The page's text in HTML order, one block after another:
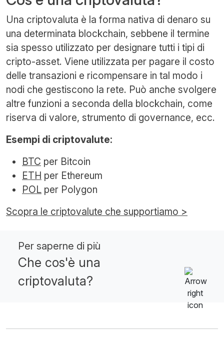
Una criptovaluta è la forma nativa di denaro su
una determinata blockchain, sebbene il termine
sia spesso utilizzato per designare tutti i tipi di
cripto-asset. Viene utilizzata per pagare il costo
delle transazioni e ricompensare in tal modo i
nodi che gestiscono la rete. Può anche svolgere
altre funzioni a seconda della blockchain, come
riserva di valore, strumento di governance, ecc.
Esempi di criptovalute:
BTC per Bitcoin
ETH per Ethereum
POL per Polygon
Scopra le criptovalute che supportiamo >
Per saperne di più
Che cos'è una
criptovaluta?